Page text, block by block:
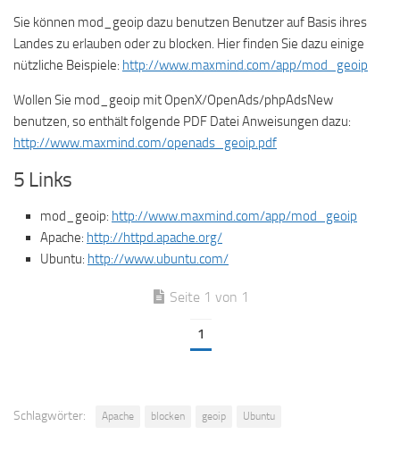
Sie können mod_geoip dazu benutzen Benutzer auf Basis ihres
Landes zu erlauben oder zu blocken. Hier finden Sie dazu einige
nützliche Beispiele: http://www.maxmind.com/app/mod_geoip
Wollen Sie mod_geoip mit OpenX/OpenAds/phpAdsNew
benutzen, so enthält folgende PDF Datei Anweisungen dazu:
http://www.maxmind.com/openads_geoip.pdf
5 Links
mod_geoip: http://www.maxmind.com/app/mod_geoip
Apache: http://httpd.apache.org/
Ubuntu: http://www.ubuntu.com/
Seite 1 von 1
1
Schlagwörter: Apache blocken geoip Ubuntu